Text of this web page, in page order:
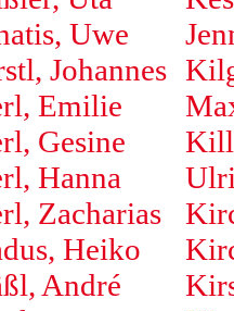
Uwe
Johannes
Emilie
Gesine
Hanna
Zacharias
Heiko
André